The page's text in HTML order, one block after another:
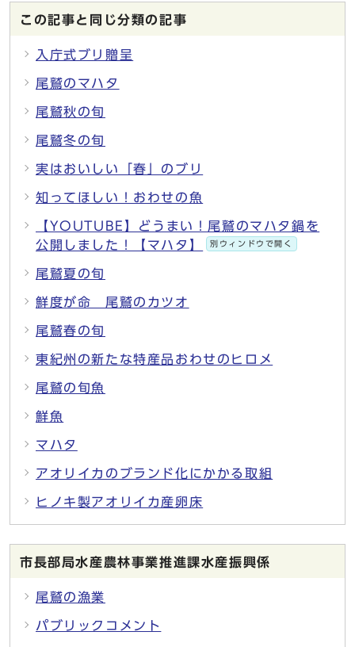
この記事と同じ分類の記事
入庁式ブリ贈呈
尾鷲のマハタ
尾鷲秋の旬
尾鷲冬の旬
実はおいしい「春」のブリ
知ってほしい！おわせの魚
【YOUTUBE】どうまい！尾鷲のマハタ鍋を
公開しました！【マハタ】
別ウィンドウで開く
尾鷲夏の旬
鮮度が命 尾鷲のカツオ
尾鷲春の旬
東紀州の新たな特産品おわせのヒロメ
尾鷲の旬魚
鮮魚
マハタ
アオリイカのブランド化にかかる取組
ヒノキ製アオリイカ産卵床
市長部局水産農林事業推進課水産振興係
尾鷲の漁業
パブリックコメント